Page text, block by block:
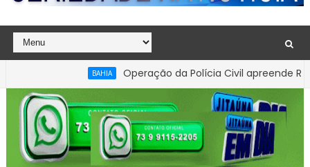
Operação da Polícia Civil apreende R$ 100
Flávio Bolsonaro em nova pesquisa Genial/Quaest